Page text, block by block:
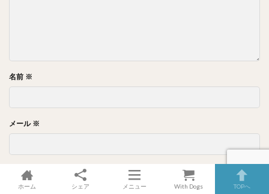
名前 ※
メール ※
サイト
ホーム シェア メニュー With Dogs TOPへ